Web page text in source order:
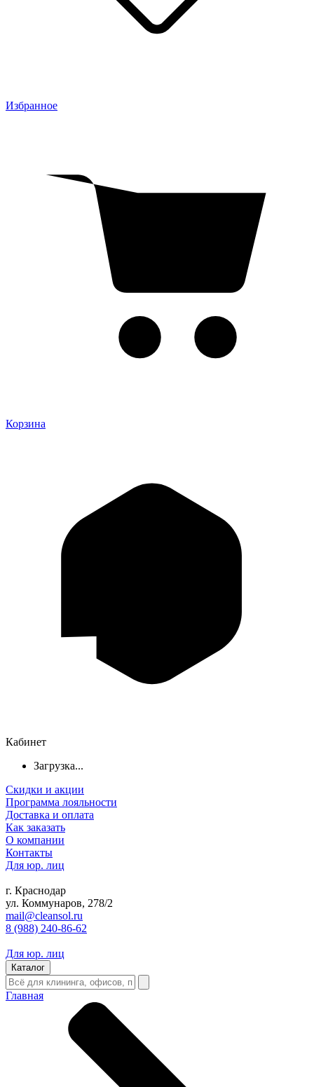
Избранное
Корзина
Кабинет
Загрузка...
Скидки и акции
Программа лояльности
Доставка и оплата
Как заказать
О компании
Контакты
Для юр. лиц
г. Краснодар
ул. Коммунаров, 278/2
mail@cleansol.ru
8 (988) 240-86-62
Для юр. лиц
Каталог
Главная